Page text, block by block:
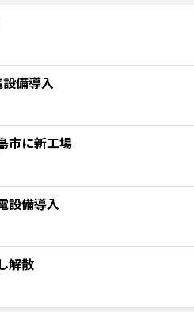
備導入
市に新工場
設備導入
解散